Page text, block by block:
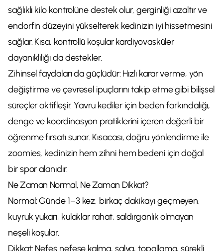
sağlıklı kilo kontrolüne destek olur, gerginliği azaltır ve
endorfin düzeyini yükselterek kedinizin iyi hissetmesini
sağlar. Kısa, kontrollü koşular kardiyovasküler
dayanıklılığı da destekler.
Zihinsel faydaları da güçlüdür: Hızlı karar verme, yön
değiştirme ve çevresel ipuçlarını takip etme gibi bilişsel
süreçler aktifleşir. Yavru kediler için beden farkındalığı,
denge ve koordinasyon pratiklerini içeren değerli bir
öğrenme fırsatı sunar. Kısacası, doğru yönlendirme ile
zoomies, kedinizin hem zihni hem bedeni için doğal
bir spor alanıdır.
Ne Zaman Normal, Ne Zaman Dikkat?
Normal: Günde 1–3 kez, birkaç dakikayı geçmeyen,
kuyruk yukarı, kulaklar rahat, saldırganlık olmayan
neşeli koşular.
Dikkat: Nefes nefese kalma, salya, topallama, sürekli